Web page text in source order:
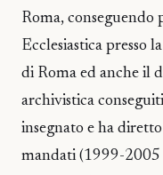
Roma,
Ecclesiastica presso
di Roma ed anche il
archivistica
insegnato e ha
mandati (1999-